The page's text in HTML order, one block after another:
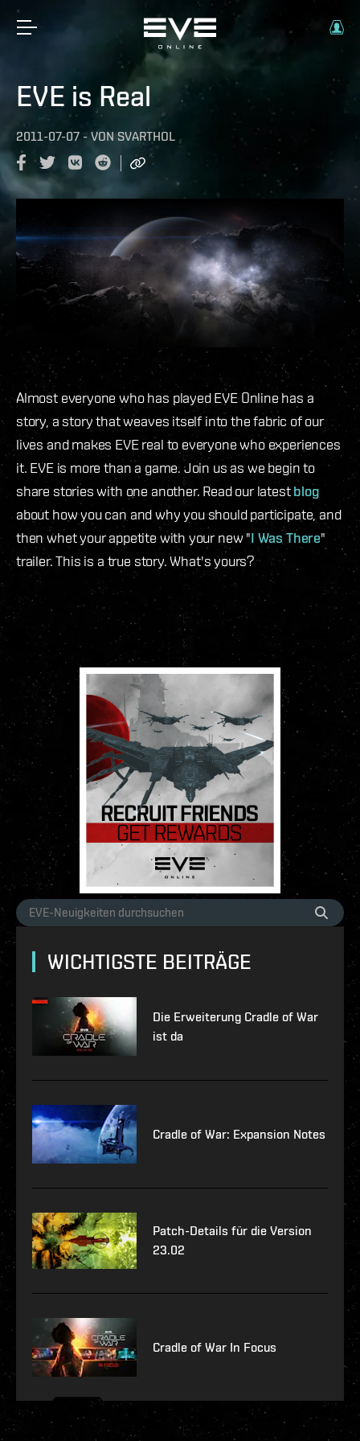
EVE is Real
2011-07-07 -VON SVARTHOL
Almost everyone who has played EVE Online has a
story, a story that weaves itself into the fabric of our
lives and makes EVE real to everyone who experiences
it. EVE is more than a game. Join us as we begin to
share stories with one another. Read our latestblog
about how you can and why you should participate, and
then whet your appetite with your new "I Was There"
trailer. This is a true story. What's yours?
WICHTIGSTE BEITRÄGE
Die Erweiterung Cradle of War
ist da
Cradle of War: Expansion Notes
Patch-Details für die Version
23.02
Cradle of War In Focus